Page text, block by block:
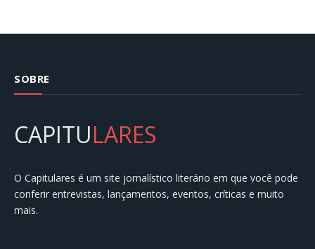
SOBRE
CAPITULARES
O Capitulares é um site jornalístico literário em que você pode
conferir entrevistas, lançamentos, eventos, críticas e muito
mais.